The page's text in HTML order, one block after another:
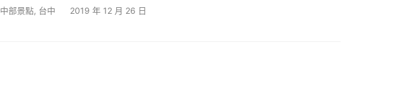
線進出的廊道，而沿著地形的平緩，人文的改變，這樣自然景觀的多樣變化，不
中部景點, 台中 2019 年 12 月 26 日